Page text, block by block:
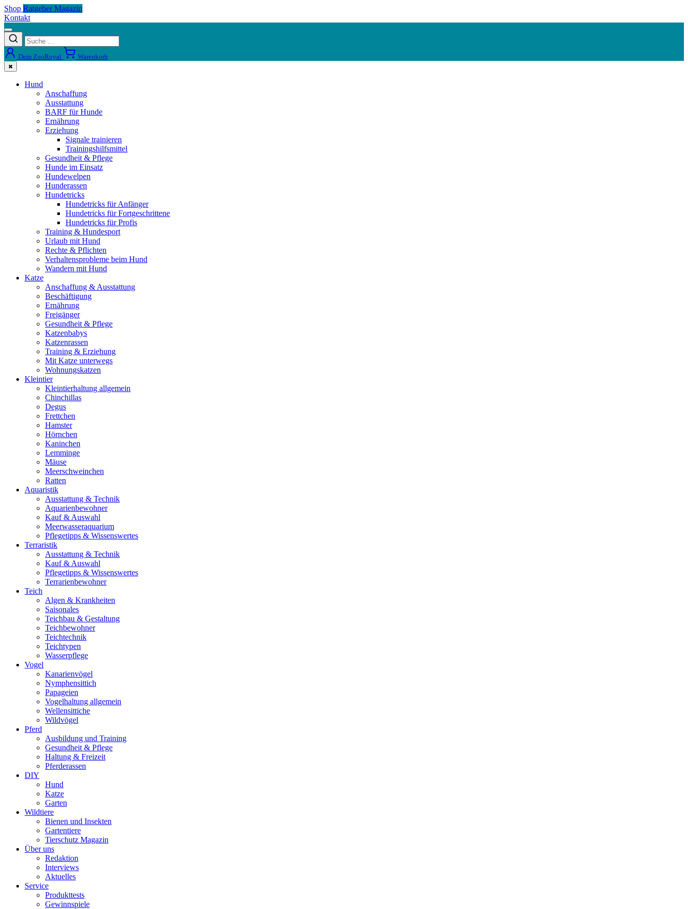
Shop Ratgeber Magazin
Kontakt
Dein ZooRoyal Warenkorb
✖
Hund
Anschaffung
Ausstattung
BARF für Hunde
Ernährung
Erziehung
Signale trainieren
Trainingshilfsmittel
Gesundheit & Pflege
Hunde im Einsatz
Hundewelpen
Hunderassen
Hundetricks
Hundetricks für Anfänger
Hundetricks für Fortgeschrittene
Hundetricks für Profis
Training & Hundesport
Urlaub mit Hund
Rechte & Pflichten
Verhaltensprobleme beim Hund
Wandern mit Hund
Katze
Anschaffung & Ausstattung
Beschäftigung
Ernährung
Freigänger
Gesundheit & Pflege
Katzenbabys
Katzenrassen
Training & Erziehung
Mit Katze unterwegs
Wohnungskatzen
Kleintier
Kleintierhaltung allgemein
Chinchillas
Degus
Frettchen
Hamster
Hörnchen
Kaninchen
Lemminge
Mäuse
Meerschweinchen
Ratten
Aquaristik
Ausstattung & Technik
Aquarienbewohner
Kauf & Auswahl
Meerwasseraquarium
Pflegetipps & Wissenswertes
Terraristik
Ausstattung & Technik
Kauf & Auswahl
Pflegetipps & Wissenswertes
Terrarienbewohner
Teich
Algen & Krankheiten
Saisonales
Teichbau & Gestaltung
Teichbewohner
Teichtechnik
Teichtypen
Wasserpflege
Vogel
Kanarienvögel
Nymphensittich
Papageien
Vogelhaltung allgemein
Wellensittiche
Wildvögel
Pferd
Ausbildung und Training
Gesundheit & Pflege
Haltung & Freizeit
Pferderassen
DIY
Hund
Katze
Garten
Wildtiere
Bienen und Insekten
Gartentiere
Tierschutz Magazin
Über uns
Redaktion
Interviews
Aktuelles
Service
Produkttests
Gewinnspiele